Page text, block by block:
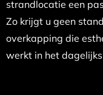
strandlocatie een
Zo krijgt u geen
overkapping die
werkt in het